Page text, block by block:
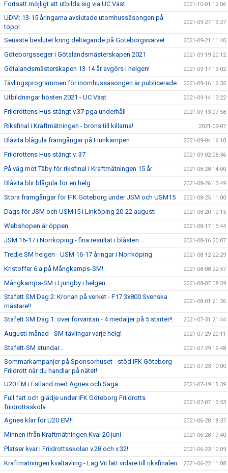
Fortsatt möjligt att utbilda sig via UC Väst 2021-10-01 12:06
UDM: 13-15 åringarna avslutade utomhussäsongen på
topp!
2021-09-27 13:27
Senaste beslutet kring deltagande på Göteborgsvarvet 2021-09-21 11:40
Göteborgsseger i Götalandsmästerskapen 2021 2021-09-19 20:12
Götalandsmästerskapen 13-14 år avgörs i helgen! 2021-09-17 13:02
Tävlingsprogrammen för inomhussäsongen är publicerade 2021-09-16 16:35
Utbildningar hösten 2021 - UC Väst 2021-09-14 13:22
Friidrottens Hus stängt v.37 pga underhåll 2021-09-13 07:58
Riksfinal i Kraftmätningen - brons till killarna! 2021-09-07
Blåvita blågula framgångar på Finnkampen 2021-09-04 16:10
Friidrottens Hus stängt v. 37 2021-09-02 08:36
På väg mot Täby för riksfinal i Kraftmätningen 15 år 2021-08-28 14:00
Blåvita blir blågula för en helg 2021-08-26 13:49
Stora framgångar för IFK Göteborg under JSM och USM15 2021-08-25 11:00
Dags för JSM och USM15 i Linköping 20-22 augusti 2021-08-20 10:15
Webshopen är öppen 2021-08-17 13:44
JSM 16-17 i Norrköping - fina resultat i blåsten 2021-08-16 20:07
Tredje SM helgen - USM 16-17 åringar i Norrköping 2021-08-12 22:29
Kristoffer 6:a på Mångkamps-SM! 2021-08-08 22:57
Mångkamps-SM i Ljungby i helgen... 2021-08-07 08:59
Stafett SM Dag 2: Kronan på verket - F17 3x800 Svenska
mästare!!
2021-08-01 21:26
Stafett SM Dag 1: över förväntan - 4 medaljer på 5 starter!! 2021-07-31 21:44
Augusti månad - SM-tävlingar varje helg! 2021-07-29 20:11
Stafett-SM stundar... 2021-07-29 19:48
Sommarkampanjer på Sponsorhuset - stöd IFK Göteborg
Friidrott när du handlar på nätet!
2021-07-23 10:00
U20 EM i Estland med Agnes och Saga 2021-07-19 15:39
Full fart och glädje under IFK Göteborg Friidrotts
friidrottsskola
2021-07-07 13:53
Agnes klar för U20 EM!! 2021-06-28 18:37
Minnen ifrån Kraftmätningen Kval 20 juni 2021-06-28 17:40
Platser kvar i Friidrottsskolan v.28 och v.32! 2021-06-23 10:09
Kraftmätningen kvaltävling - Lag Vit lätt vidare till riksfinalen 2021-06-22 11:08